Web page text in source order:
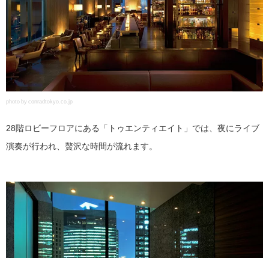
photo by conradtokyo.co.jp
28階ロビーフロアにある「トゥエンティエイト」では、夜にライブ
演奏が行われ、贅沢な時間が流れます。